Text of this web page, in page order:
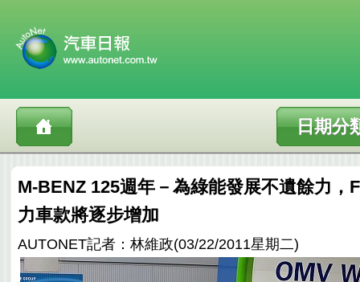
日期分
M-BENZ 125週年－為綠能發展不遺餘力，
力車款將逐步增加
AUTONET記者：林維政(03/22/2011星期二)